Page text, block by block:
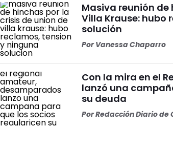
Masiva reunión de
Villa Krause: hubo
solución
PorVanessa Chaparro
Con la mira en el
lanzó una
su deuda
PorRedacción Diario de